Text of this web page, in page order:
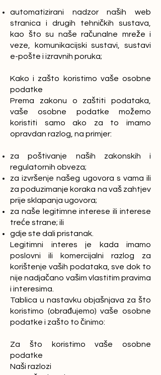
automatizirani nadzor naših web
stranica i drugih tehničkih sustava,
kao što su naše računalne mreže i
veze, komunikacijski sustavi, sustavi
e-pošte i izravnih poruka;
Kako i zašto koristimo vaše osobne
podatke
Prema zakonu o zaštiti podataka,
vaše osobne podatke možemo
koristiti samo ako za to imamo
opravdan razlog, na primjer:
za poštivanje naših zakonskih i
regulatornih obveza;
za izvršenje našeg ugovora s vama ili
za poduzimanje koraka na vaš zahtjev
prije sklapanja ugovora;
za naše legitimne interese ili interese
treće strane; ili
gdje ste dali pristanak.
Legitimni interes je kada imamo
poslovni ili komercijalni razlog za
korištenje vaših podataka, sve dok to
nije nadjačano vašim vlastitim pravima
i interesima.
Tablica u nastavku objašnjava za što
koristimo (obrađujemo) vaše osobne
podatke i zašto to činimo:
Za što koristimo vaše osobne
podatke
Naši razlozi